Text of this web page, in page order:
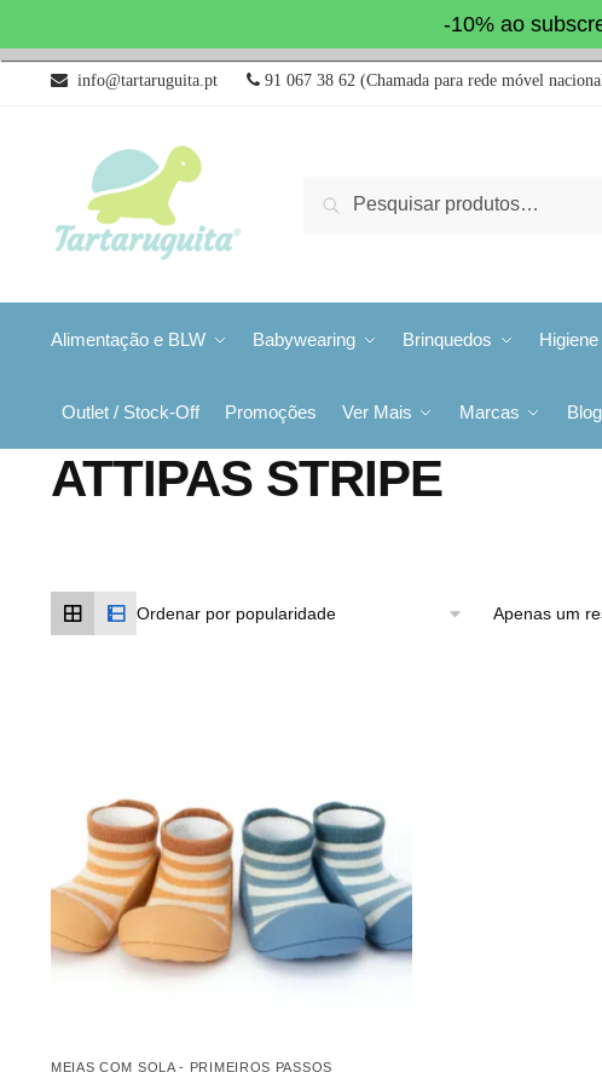
-10% ao
info@tartaruguita.pt 91 067 38 62 (Chamada para rede móvel
Pesquisa
Alimentação e BLW Babywearing Brinquedos
Outlet / Stock-Off Promoções Ver Mais Marcas Blog
ATTIPAS STRIPE
Apenas um
MEIAS COM SOLA - PRIMEIROS PASSOS